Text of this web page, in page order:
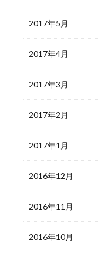
2017年5月
2017年4月
2017年3月
2017年2月
2017年1月
2016年12月
2016年11月
2016年10月